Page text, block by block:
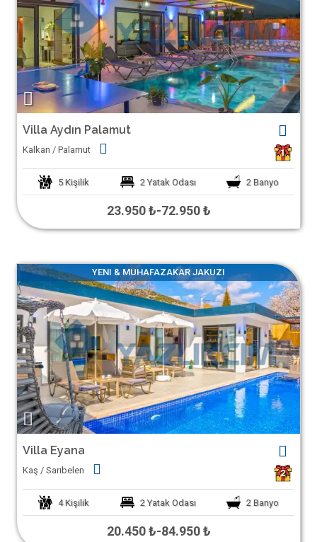
Villa Aydın Palamut
Kalkan / Palamut 1
5 Kişilik 2 Yatak Odası 2 Banyo
23.950 ₺-72.950 ₺
YENI & MUHAFAZAKAR JAKUZI
Villa Eyana
Kaş / Sarıbelen 2
4 Kişilik 2 Yatak Odası 2 Banyo
20.450 ₺-84.950 ₺